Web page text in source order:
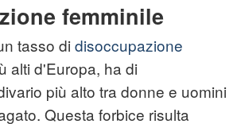
femminile
tasso di disoccupazione
alti d'Europa, ha di
più alto tra donne e uomini
Questa forbice risulta